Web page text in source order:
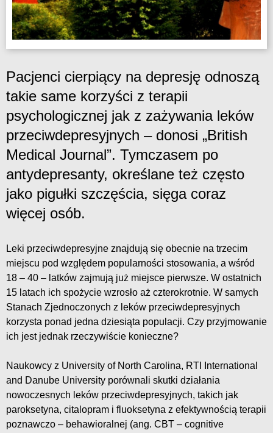
Pacjenci cierpiący na depresję odnoszą
takie same korzyści z terapii
psychologicznej jak z zażywania leków
przeciwdepresyjnych – donosi „British
Medical Journal”. Tymczasem po
antydepresanty, określane też często
jako pigułki szczęścia, sięga coraz
więcej osób.
Leki przeciwdepresyjne znajdują się obecnie na trzecim
miejscu pod względem popularności stosowania, a wśród
18 – 40 – latków zajmują już miejsce pierwsze. W ostatnich
15 latach ich spożycie wzrosło aż czterokrotnie. W samych
Stanach Zjednoczonych z leków przeciwdepresyjnych
korzysta ponad jedna dziesiąta populacji. Czy przyjmowanie
ich jest jednak rzeczywiście konieczne?
Naukowcy z University of North Carolina, RTI International
and Danube University porównali skutki działania
nowoczesnych leków przeciwdepresyjnych, takich jak
paroksetyna, citalopram i fluoksetyna z efektywnością terapii
poznawczo – behawioralnej (ang. CBT – cognitive